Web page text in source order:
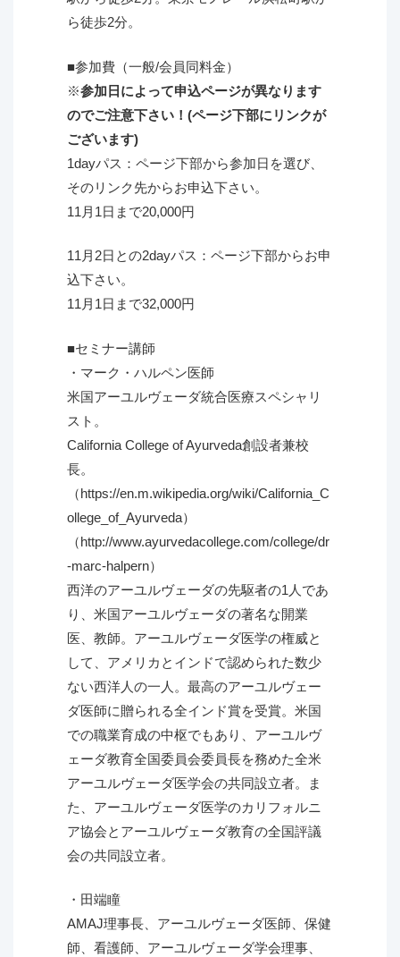
ら徒歩2分。
■参加費（一般/会員同料金）
※参加日によって申込ページが異なります
のでご注意下さい！(ページ下部にリンクが
ございます)
1dayパス：ページ下部から参加日を選び、
そのリンク先からお申込下さい。
11月1日まで20,000円
11月2日との2dayパス：ページ下部からお申
込下さい。
11月1日まで32,000円
■セミナー講師
・マーク・ハルペン医師
米国アーユルヴェーダ統合医療スペシャリ
スト。
California College of Ayurveda創設者兼校
長。
（https://en.m.wikipedia.org/wiki/California_C
ollege_of_Ayurveda）
（http://www.ayurvedacollege.com/college/dr
-marc-halpern）
西洋のアーユルヴェーダの先駆者の1人であ
り、米国アーユルヴェーダの著名な開業
医、教師。アーユルヴェーダ医学の権威と
して、アメリカとインドで認められた数少
ない西洋人の一人。最高のアーユルヴェー
ダ医師に贈られる全インド賞を受賞。米国
での職業育成の中枢でもあり、アーユルヴ
ェーダ教育全国委員会委員長を務めた全米
アーユルヴェーダ医学会の共同設立者。ま
た、アーユルヴェーダ医学のカリフォルニ
ア協会とアーユルヴェーダ教育の全国評議
会の共同設立者。
・田端瞳
AMAJ理事長、アーユルヴェーダ医師、保健
師、看護師、アーユルヴェーダ学会理事、